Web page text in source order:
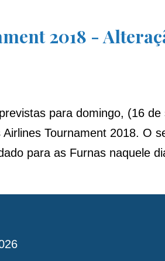
2018 -
para domingo, (16
Tournament 2018. O
para as Furnas naquele